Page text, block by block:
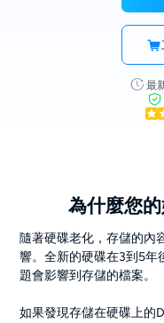
最
為什麼您
隨著硬碟老化，存儲的內
響。全新的硬碟在3到5年
題會影響到存儲的檔案。
如果發現存儲在硬碟上的